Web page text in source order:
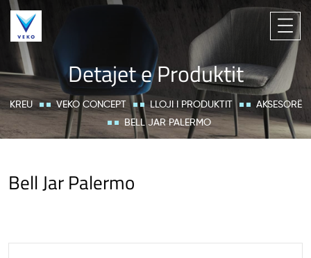
Detajet e Produktit
KREU VEKO CONCEPT LLOJI I PRODUKTIT
AKSESORË
BELL JAR PALERMO
Bell Jar Palermo